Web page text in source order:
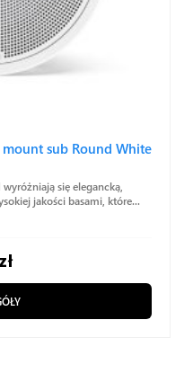
mount sub Round White
się elegancką,
jakości basami, które...